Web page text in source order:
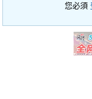
您必須